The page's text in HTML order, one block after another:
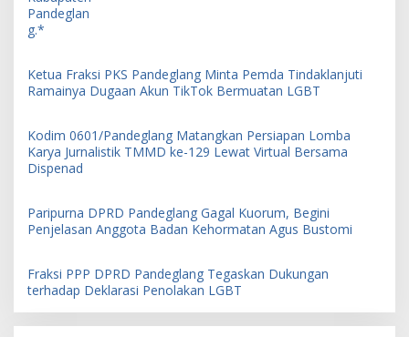
Ketua Fraksi PKS Pandeglang Minta Pemda Tindaklanjuti
Ramainya Dugaan Akun TikTok Bermuatan LGBT
Kodim 0601/Pandeglang Matangkan Persiapan Lomba
Karya Jurnalistik TMMD ke-129 Lewat Virtual Bersama
Dispenad
Paripurna DPRD Pandeglang Gagal Kuorum, Begini
Penjelasan Anggota Badan Kehormatan Agus Bustomi
Fraksi PPP DPRD Pandeglang Tegaskan Dukungan
terhadap Deklarasi Penolakan LGBT